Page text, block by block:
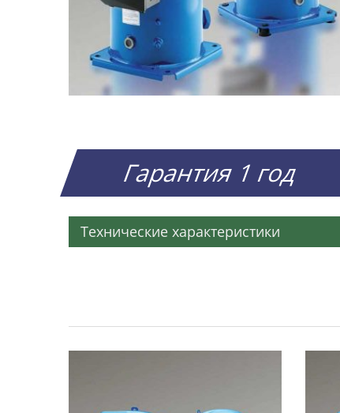
Гарантия 1 год
Технические характеристики